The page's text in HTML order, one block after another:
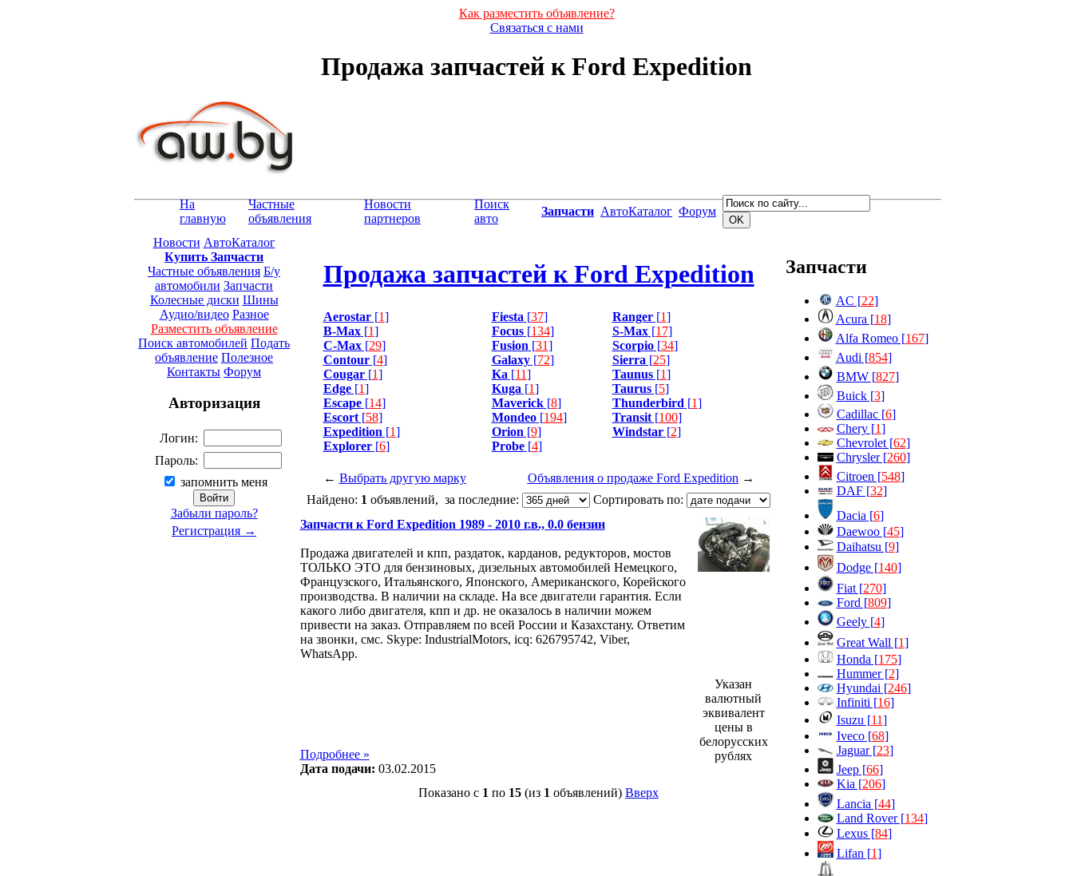
Как разместить объявление?
Связаться с нами
Продажа запчастей к Ford Expedition
На
главную
Частные
объявления
Новости
партнеров
Поиск
авто
Запчасти АвтоКаталог Форум
Новости АвтоКаталог
Купить Запчасти
Частные объявления Б/у
автомобили Запчасти
Колесные диски Шины
Аудио/видео Разное
Разместить объявление
Поиск автомобилей Подать
объявление Полезное
Контакты Форум
Авторизация
Логин:
Пароль:
запомнить меня
Забыли пароль?
Регистрация →
Продажа запчастей к Ford Expedition
Aerostar[1]
B-Max[1]
C-Max[29]
Contour[4]
Cougar[1]
Edge[1]
Escape[14]
Escort[58]
Expedition [1]
Explorer[6]
Fiesta [37]
Focus[134]
Fusion [31]
Galaxy[72]
Ka [11]
Kuga [1]
Maverick[8]
Mondeo[194]
Orion [9]
Probe[4]
Ranger[1]
S-Max[17]
Scorpio[34]
Sierra [25]
Taunus[1]
Taurus[5]
Thunderbird [1]
Transit[100]
Windstar[2]
← Выбрать другую марку Объявления о продаже Ford Expedition →
Найдено: 1 объявлений, за последние:
Сортировать по:
Запчасти к Ford Expedition 1989 - 2010 г.в., 0.0 бензин
Продажа двигателей и кпп, раздаток, карданов, редукторов, мостов
ТОЛЬКО ЭТО для бензиновых, дизельных автомобилей Немецкого,
Французcкого, Итальянского, Японского, Американского, Корейского
производства. В наличии на складе. На все двигатели гарантия. Если
какого либо двигателя, кпп и др. не оказалось в наличии можем
привести на заказ. Отправляем по всей России и Казахстану. Ответим
на звонки, смс. Skype: IndustrialMotors, icq: 626795742, Viber,
WhatsApp.
Подробнее »
Дата подачи: 03.02.2015
Указан
валютный
эквивалент
цены в
белорусских
рублях
Показано с 1 по 15 (из 1 объявлений) Вверх
Запчасти
AC [22]
Acura [18]
Alfa Romeo [167]
Audi [854]
BMW [827]
Buick [3]
Cadillac [6]
Chery [1]
Chevrolet [62]
Chrysler [260]
Citroen [548]
DAF [32]
Dacia [6]
Daewoo [45]
Daihatsu [9]
Dodge [140]
Fiat [270]
Ford [809]
Geely [4]
Great Wall [1]
Honda [175]
Hummer [2]
Hyundai [246]
Infiniti [16]
Isuzu [11]
Iveco [68]
Jaguar [23]
Jeep [66]
Kia [206]
Lancia [44]
Land Rover [134]
Lexus [84]
Lifan [1]